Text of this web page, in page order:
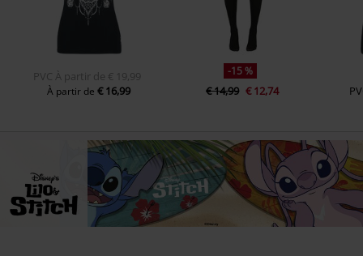
PVC À partir de € 19,99
À partir de€ 16,99
-15 %
€ 14,99 € 12,74